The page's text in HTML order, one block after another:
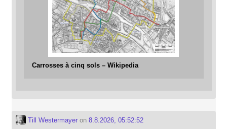
Carrosses à cinq sols – Wikipedia
Till Westermayeron 8.8.2026, 05:52:52